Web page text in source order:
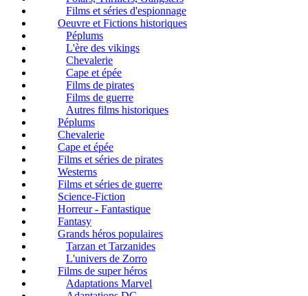
Films et séries d'espionnage
Oeuvre et Fictions historiques
Péplums
L'ère des vikings
Chevalerie
Cape et épée
Films de pirates
Films de guerre
Autres films historiques
Péplums
Chevalerie
Cape et épée
Films et séries de pirates
Westerns
Films et séries de guerre
Science-Fiction
Horreur - Fantastique
Fantasy
Grands héros populaires
Tarzan et Tarzanides
L'univers de Zorro
Films de super héros
Adaptations Marvel